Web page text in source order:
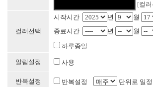
[컬
컬러선택
시작시간 년 월
종료시간
년 월
하루종일
알림설정 사용
반복설정 반복설정 단위로 일